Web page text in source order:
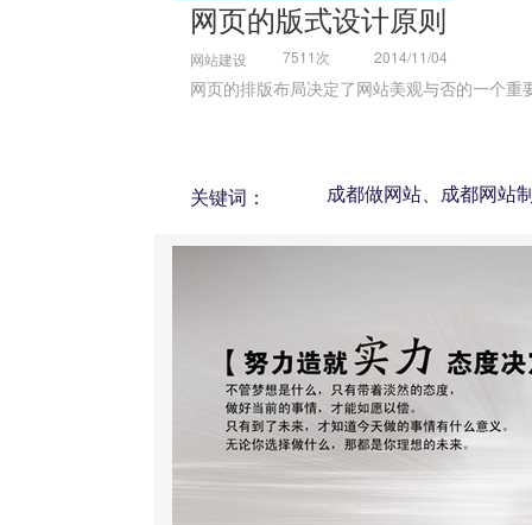
网页的版式设计原则
网站建设 7511次 2014/11/04
网页的排版布局决定了网站美观与否的一个
关键词： 成都做网站、成都网站